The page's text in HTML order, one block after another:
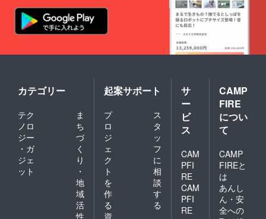
カテゴリー
テク
ノロ
ジー
・ガ
ジェ
ット
ま
ち
づ
く
り
・
地
域
活
性
起案サポート
プ
ロ
ジ
ェ
ク
ト
を
作
る
ス
タ
ッ
フ
に
相
談
す
る
資
サ
ー
ビ
ス
CAM
PFI
RE
CAM
PFI
RE
CAMP
FIRE
につい
て
CAMP
FIREと
は
あんし
ん・安
全への